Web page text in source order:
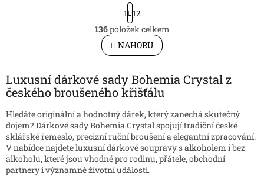
O
v
l
á
a
c
í
p
r
v
k
y
v
S
t
r
á
n
k
v
á
n
1 12
136položek celkem
NAHORU
Luxusní dárkové sady Bohemia Crystal z
českého broušeného křišťálu
Hledáte originální a hodnotný dárek, který zanechá skutečný
dojem? Dárkové sady Bohemia Crystal spojují tradiční české
sklářské řemeslo, precizní ruční broušení a elegantní zpracování.
V nabídce najdete luxusní dárkové soupravy s alkoholem i bez
alkoholu, které jsou vhodné pro rodinu, přátele, obchodní
partnery i významné životní události.